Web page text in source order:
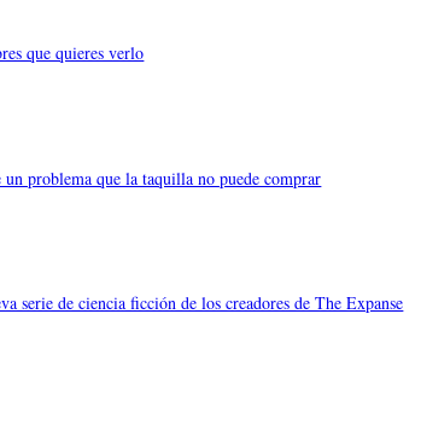
que quieres verlo
problema que la taquilla no puede comprar
serie de ciencia ficción de los creadores de The Expanse